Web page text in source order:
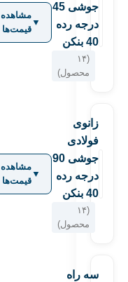
جوشی 45
درجه رده
40 بنکن
(۱۴
محصول)
▼
مشاهده
قیمت‌ها
زانوی
فولادی
جوشی 90
درجه رده
40 بنکن
(۱۴
محصول)
▼
مشاهده
قیمت‌ها
سه راه